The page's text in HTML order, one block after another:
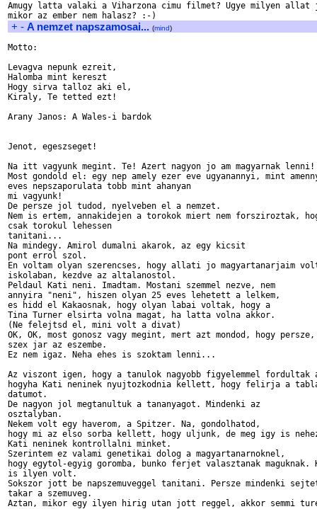
Amugy latta valaki a Viharzona cimu filmet? Ugye milyen allat
+ - A nemzet napszamosai... (mind)
Motto:
Levagva nepunk ezreit,
Halomba mint kereszt
Hogy sirva talloz aki el,
Kiraly, Te tetted ezt!
Arany Janos: A Wales-i bardok
Jenot, egeszseget!
Na itt vagyunk megint. Te! Azert nagyon jo am magyarnak lenni!
Most gondold el: egy nep amely ezer eve ugyanannyi, mint
eves nepszaporulata tobb mint ahanyan
mi vagyunk!
De persze jol tudod, nyelveben el a nemzet.
Nem is ertem, annakidejen a torokok miert nem forsziroztak,
csak torokul lehessen
tanitani...
Na mindegy. Amirol dumalni akarok, az egy kicsit
pont errol szol.
En voltam olyan szerencses, hogy allati jo magyartanarjaim
iskolaban, kezdve az altalanostol.
Peldaul Kati neni. Imadtam. Mostani szemmel nezve, nem
annyira "neni", hiszen olyan 25 eves lehetett a lelkem,
es hidd el Kakaosnak, hogy olyan labai voltak, hogy a
Tina Turner elsirta volna magat, ha latta volna akkor.
(Ne felejtsd el, mini volt a divat)
OK, OK, most gonosz vagy megint, mert azt mondod, hogy
szex jar az eszembe.
Ez nem igaz. Neha ehes is szoktam lenni...
Az viszont igen, hogy a tanulok nagyobb figyelemmel
hogyha Kati neninek nyujtozkodnia kellett, hogy felirja a
datumot.
De nagyon jol megtanultuk a tananyagot. Mindenki az
osztalyban.
Nekem volt egy haverom, a Spitzer. Na, gondolhatod,
hogy mi az elso sorba kellett, hogy uljunk, de meg igy is
Kati neninek kontrollalni minket.
Szerintem ez valami genetikai dolog a magyartanarnoknel,
hogy egytol-egyig goromba, bunko ferjet valasztanak maguknak.
is ilyen volt.
Sokszor jott be napszemuveggel tanitani. Persze mindenki
takar a szemuveg.
Aztan, mikor egy ilyen hirig utan jott reggel, akkor semmi